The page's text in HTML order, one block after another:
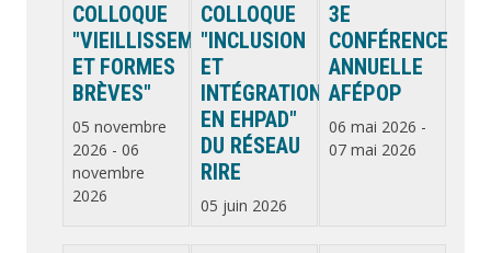
COLLOQUE
"VIEILLISSEMENT
ET FORMES
BRÈVES"
05 novembre
2026 - 06
novembre
2026
COLLOQUE
"INCLUSION
ET
INTÉGRATION
EN EHPAD"
DU RÉSEAU
RIRE
05 juin 2026
3E
CONFÉRENCE
ANNUELLE
AFÉPOP
06 mai 2026 -
07 mai 2026